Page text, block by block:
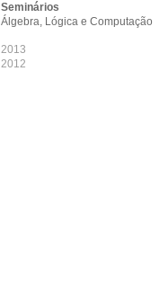
Seminários
Álgebra, Lógica e Computação
2013
2012